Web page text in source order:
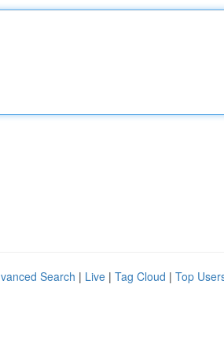
Search | Live | Tag Cloud | Top